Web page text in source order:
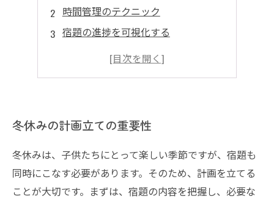
時間管理のテクニック
宿題の進捗を可視化する
遊びの時間とのバランスを考える
冬休みの計画立ての重要性
冬休みは、子供たちにとって楽しい季節ですが、宿題も
同時にこなす必要があります。そのため、計画を立てる
ことが大切です。まずは、宿題の内容を把握し、必要な